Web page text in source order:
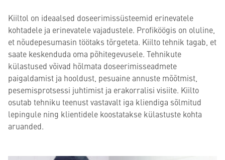
Kiiltol on ideaalsed doseerimissüsteemid erinevatele
kohtadele ja erinevatele vajadustele. Profiköögis on oluline,
et nõudepesumasin töötaks tõrgeteta. Kiilto tehnik tagab, et
saate keskenduda oma põhitegevusele. Tehnikute
külastused võivad hõlmata doseerimisseadmete
paigaldamist ja hooldust, pesuaine annuste mõõtmist,
pesemisprotsessi juhtimist ja erakorralisi visiite. Kiilto
osutab tehniku teenust vastavalt iga kliendiga sõlmitud
lepingule ning klientidele koostatakse külastuste kohta
aruanded.